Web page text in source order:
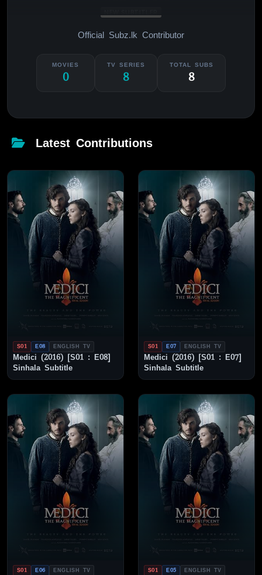
Official Subz.lk Contributor
MOVIES
0
TV SERIES
8
TOTAL SUBS
8
Latest Contributions
S01 E08 ENGLISH TV
Medici (2016) [S01 : E08]
Sinhala Subtitle
S01 E07 ENGLISH TV
Medici (2016) [S01 : E07]
Sinhala Subtitle
S01 E06 ENGLISH TV S01 E05 ENGLISH TV